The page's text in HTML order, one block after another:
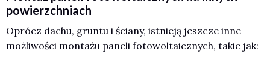
powierzchniach
Oprócz dachu, gruntu i ściany, istnieją jeszcze inne
możliwości montażu paneli fotowoltaicznych, takie jak: